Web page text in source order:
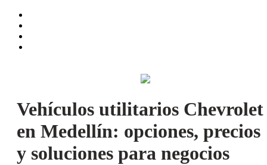
Vehículos utilitarios Chevrolet
en Medellín: opciones, precios
y soluciones para negocios